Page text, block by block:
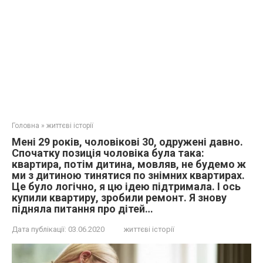
Головна » життєві історії
Мені 29 років, чоловікові 30, одружені давно.
Спочатку позиція чоловіка була така:
квартира, потім дитина, мовляв, не будемо ж
ми з дитиною тинятися по знімних квартирах.
Це було логічно, я цю ідею підтримала. І ось
купили квартиру, зробили ремонт. Я знову
підняла питання про дітей…
Дата публікації: 03.06.2020 життєві історії